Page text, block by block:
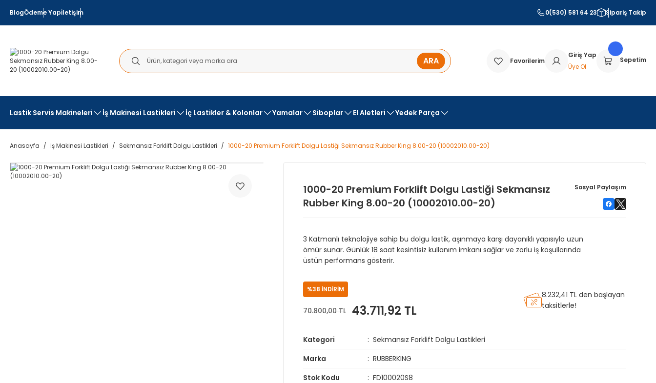
BlogÖdeme Yapİletişim 0(530) 581 64 23 Sipariş Takip
ARA Favorilerim
Giriş Yap
Üye Ol
Sepetim
Lastik Servis Makineleri İş Makinesi Lastikleri İç Lastikler & Kolonlar Yamalar Siboplar El Aletleri Yedek Parça
Anasayfa İş Makinesi Lastikleri Sekmansız Forklift Dolgu Lastikleri 1000-20 Premium Forklift Dolgu Lastiği Sekmansız Rubber King 8.00-20 (10002010.00-20)
1000-20 Premium Forklift Dolgu Lastiği Sekmansız
Rubber King 8.00-20 (10002010.00-20)
Sosyal Paylaşım
3 Katmanlı teknolojiye sahip bu dolgu lastik, aşınmaya karşı dayanıklı yapısıyla uzun
ömür sunar. Günlük 18 saat kesintisiz kullanım imkanı sağlar ve zorlu iş koşullarında
üstün performans gösterir.
%38 İNDİRİM
70.800,00 TL 43.711,92 TL
8.232,41 TL den başlayan
taksitlerle!
Kategori
Sekmansız Forklift Dolgu Lastikleri
Marka
RUBBERKING
Stok Kodu
FD100020S8